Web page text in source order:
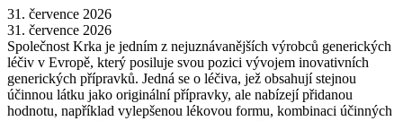
31. července 2026
31. července 2026
Společnost Krka je jedním z nejuznávanějších výrobců generických
léčiv v Evropě, který posiluje svou pozici vývojem inovativních
generických přípravků. Jedná se o léčiva, jež obsahují stejnou
účinnou látku jako originální přípravky, ale nabízejí přidanou
hodnotu, například vylepšenou lékovou formu, kombinaci účinných